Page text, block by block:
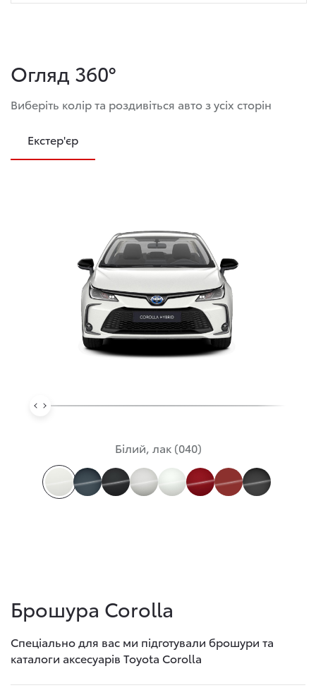
Огляд 360°
Виберіть колір та роздивіться авто з усіх сторін
Екстер'єр
Білий, лак (040)
Брошура Corolla
Спеціально для вас ми підготували брошури та
каталоги аксесуарів Toyota Corolla